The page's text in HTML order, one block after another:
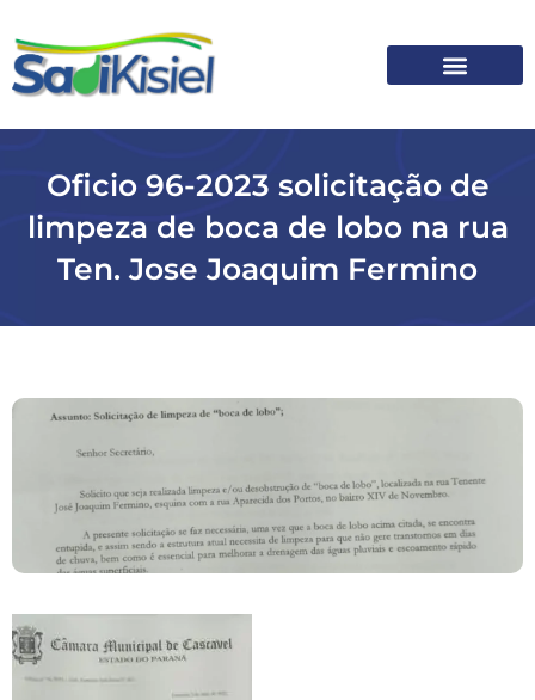
Oficio 96-2023 solicitação de
limpeza de boca de lobo na rua
Ten. Jose Joaquim Fermino